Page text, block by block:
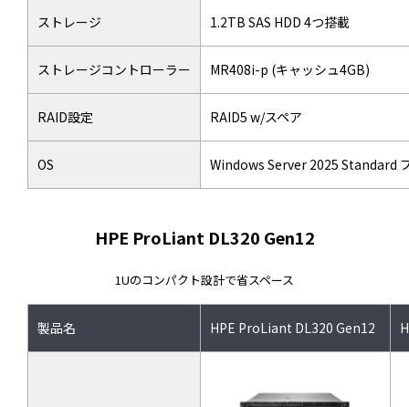
ストレージ 1.2TB SAS HDD 4つ搭載
ストレージコントローラー MR408i-p (キャッシュ4GB)
RAID設定 RAID5 w/スペア
OS Windows Server 2025 Standard
HPE ProLiant DL320 Gen12
1Uのコンパクト設計で省スペース
製品名 HPE ProLiant DL320 Gen12